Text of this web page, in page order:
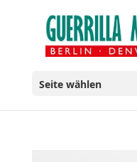
Seite wählen